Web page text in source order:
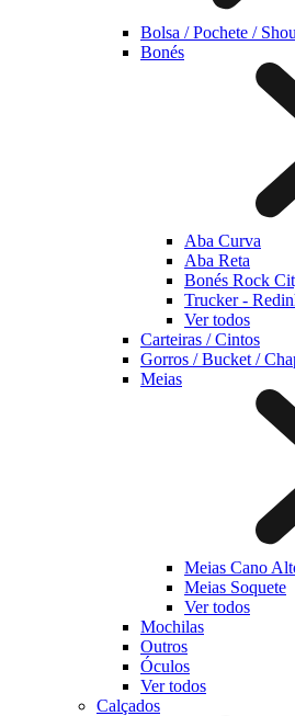
Bolsa / Pochete /
Bonés
Aba Curva
Aba Reta
Bonés Rock
Trucker -
Ver todos
Carteiras / Cintos
Gorros / Bucket /
Meias
Meias Cano
Meias Soquete
Ver todos
Mochilas
Outros
Óculos
Ver todos
Calçados